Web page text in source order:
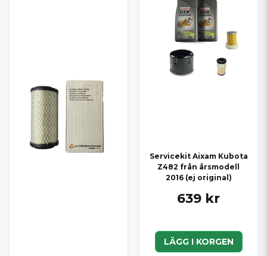
Servicekit Aixam Kubota
Z482 från årsmodell
2016 (ej original)
639 kr
LÄGG I KORGEN